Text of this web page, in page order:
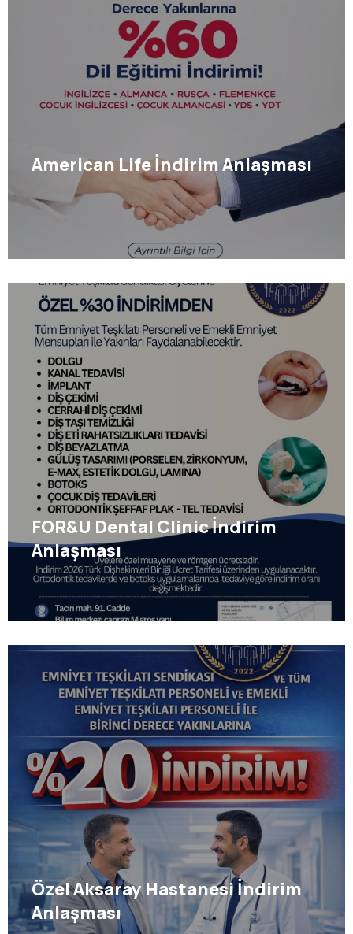
American Life İndirim Anlaşması
FOR&U Dental Clinic İndirim
Anlaşması
Özel Aksaray Hastanesi İndirim
Anlaşması